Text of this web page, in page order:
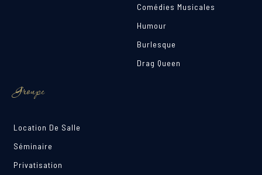
Comédies Musicales
Humour
Burlesque
Drag Queen
Groupe
Location De Salle
Séminaire
Privatisation